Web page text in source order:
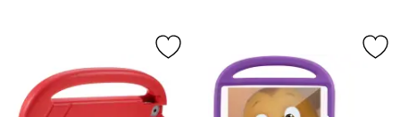
Markera iPad 10.2 2019/2020/